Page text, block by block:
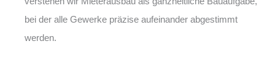
bei der alle Gewerke präzise aufeinander abgestimmt
werden.